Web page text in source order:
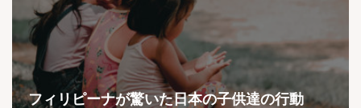
フィリピーナが驚いた日本の子供達の行動